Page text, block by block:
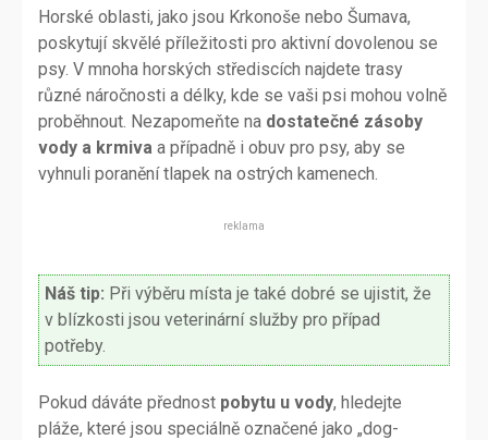
Horské oblasti, jako jsou Krkonoše nebo Šumava,
poskytují skvělé příležitosti pro aktivní dovolenou se
psy. V mnoha horských střediscích najdete trasy
různé náročnosti a délky, kde se vaši psi mohou volně
proběhnout. Nezapomeňte na dostatečné zásoby
vody a krmiva a případně i obuv pro psy, aby se
vyhnuli poranění tlapek na ostrých kamenech.
reklama
Náš tip: Při výběru místa je také dobré se ujistit, že
v blízkosti jsou veterinární služby pro případ
potřeby.
Pokud dáváte přednost pobytu u vody, hledejte
pláže, které jsou speciálně označené jako „dog-